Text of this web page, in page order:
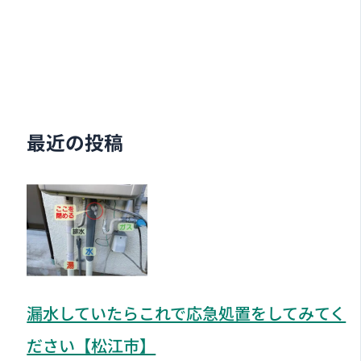
最近の投稿
漏水していたらこれで応急処置をしてみてく
ださい【松江市】